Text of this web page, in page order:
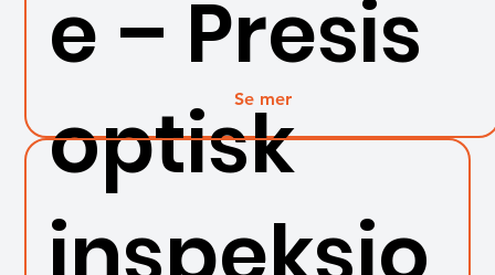
e – Presis
optisk
Se mer